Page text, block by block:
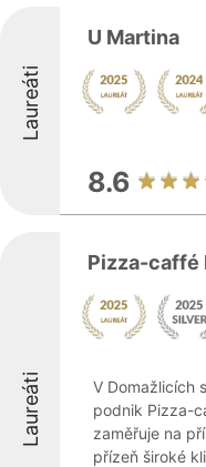
Laureáti
U Martina
8.6
Laureáti
Pizza-caffé
V Domažlicích
podnik Pizza-
zaměřuje na
přízeň široké